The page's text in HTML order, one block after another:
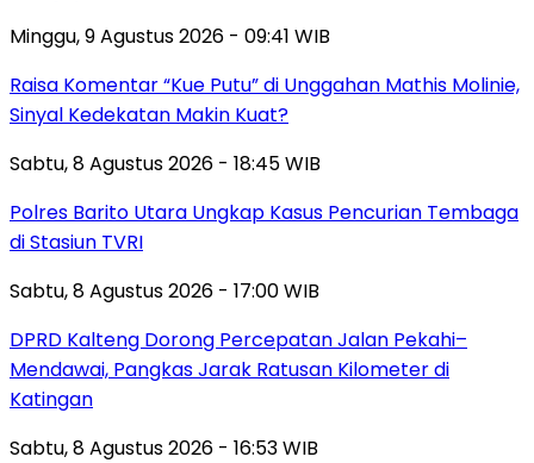
Minggu, 9 Agustus 2026 - 09:41 WIB
Raisa Komentar “Kue Putu” di Unggahan Mathis Molinie,
Sinyal Kedekatan Makin Kuat?
Sabtu, 8 Agustus 2026 - 18:45 WIB
Polres Barito Utara Ungkap Kasus Pencurian Tembaga
di Stasiun TVRI
Sabtu, 8 Agustus 2026 - 17:00 WIB
DPRD Kalteng Dorong Percepatan Jalan Pekahi–
Mendawai, Pangkas Jarak Ratusan Kilometer di
Katingan
Sabtu, 8 Agustus 2026 - 16:53 WIB